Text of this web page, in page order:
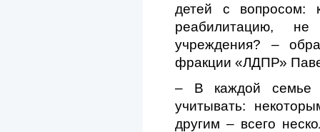
детей с вопросом:
реабилитацию,
учреждения? –
фракции «ЛДПР»
– В каждой семье
учитывать:
другим – всего